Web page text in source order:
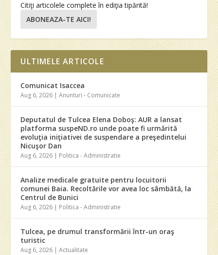
Citiţi articolele complete în ediţia tipărită!
ABONEAZA-TE AICI!
ULTIMELE ARTICOLE
Comunicat Isaccea
Aug 6, 2026 |Anunturi - Comunicate
Deputatul de Tulcea Elena Doboş: AUR a lansat
platforma suspeND.ro unde poate fi urmărită
evoluţia iniţiativei de suspendare a preşedintelui
Nicuşor Dan
Aug 6, 2026 | Politica - Administratie
Analize medicale gratuite pentru locuitorii
comunei Baia. Recoltările vor avea loc sâmbătă, la
Centrul de Bunici
Aug 6, 2026 | Politica - Administratie
Tulcea, pe drumul transformării într-un oraş
turistic
Aug 6, 2026 |Actualitate